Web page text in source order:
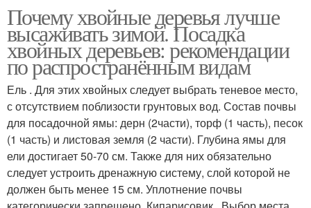
Почему хвойные деревья лучше
высаживать зимой. Посадка
хвойных деревьев: рекомендации
по распространённым видам
Ель . Для этих хвойных следует выбрать теневое место,
с отсутствием поблизости грунтовых вод. Состав почвы
для посадочной ямы: дерн (2части), торф (1 часть), песок
(1 часть) и листовая земля (2 части). Глубина ямы для
ели достигает 50-70 см. Также для них обязательно
следует устроить дренажную систему, слой которой не
должен быть менее 15 см. Уплотнение почвы